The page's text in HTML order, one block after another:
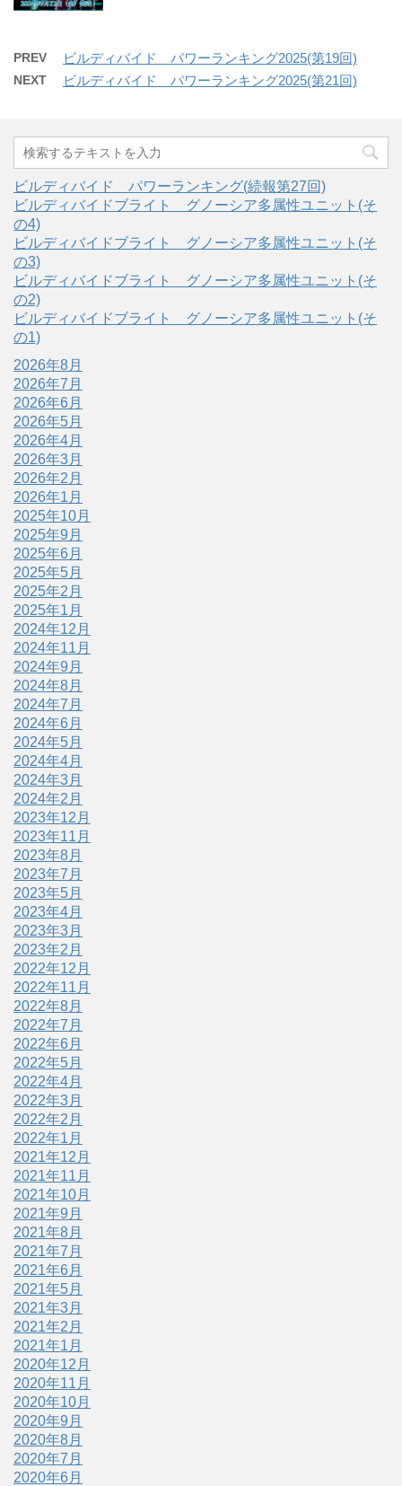
PREV ビルディバイド パワーランキング2025(第19回)
NEXT ビルディバイド パワーランキング2025(第21回)
ビルディバイド パワーランキング(続報第27回)
ビルディバイドブライト グノーシア多属性ユニット(そ
の4)
ビルディバイドブライト グノーシア多属性ユニット(そ
の3)
ビルディバイドブライト グノーシア多属性ユニット(そ
の2)
ビルディバイドブライト グノーシア多属性ユニット(そ
の1)
2026年8月
2026年7月
2026年6月
2026年5月
2026年4月
2026年3月
2026年2月
2026年1月
2025年10月
2025年9月
2025年6月
2025年5月
2025年2月
2025年1月
2024年12月
2024年11月
2024年9月
2024年8月
2024年7月
2024年6月
2024年5月
2024年4月
2024年3月
2024年2月
2023年12月
2023年11月
2023年8月
2023年7月
2023年5月
2023年4月
2023年3月
2023年2月
2022年12月
2022年11月
2022年8月
2022年7月
2022年6月
2022年5月
2022年4月
2022年3月
2022年2月
2022年1月
2021年12月
2021年11月
2021年10月
2021年9月
2021年8月
2021年7月
2021年6月
2021年5月
2021年3月
2021年2月
2021年1月
2020年12月
2020年11月
2020年10月
2020年9月
2020年8月
2020年7月
2020年6月